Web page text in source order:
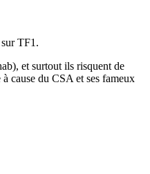
TF1.
et surtout ils risquent de
à cause du CSA et ses fameux